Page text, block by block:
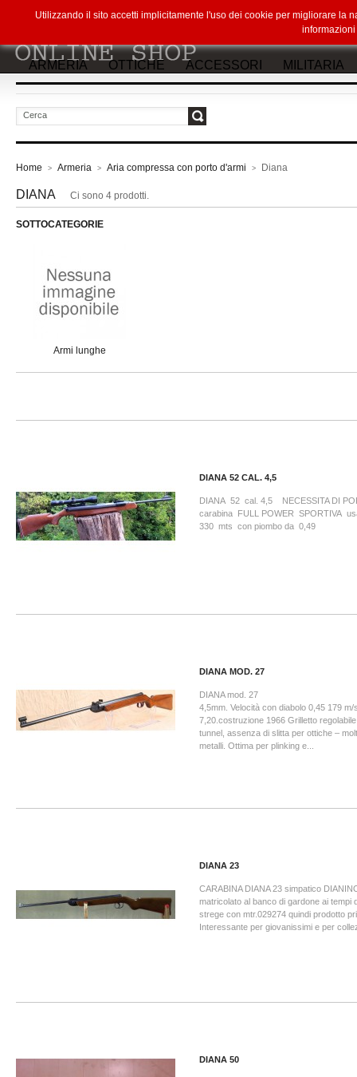
ARMERIA OTTICHE ACCESSORI MILITARIA
Home > Armeria > Aria compressa con porto d'armi > Diana
DIANA Ci sono 4 prodotti.
SOTTOCATEGORIE
Armi lunghe
DIANA 52 CAL. 4,5
DIANA 52 cal. 4,5 NECESSITA DI
carabina FULL POWER SPORTIVA
330 mts con piombo da 0,49
DIANA MOD. 27
DIANA mod. 27 mtr.
4,5mm. Velocità con diabolo 0,45 179
7,20.costruzione 1966 Grilletto
tunnel, assenza di slitta per ottiche –
metalli. Ottima per plinking e...
DIANA 23
CARABINA DIANA 23 simpatico
matricolato al banco di gardone ai tempi
strege con mtr.029274 quindi prodotto
Interessante per giovanissimi e per
DIANA 50
Utilizzando il sito accetti implicitamente l'uso dei cookie per migliorare la
informazioni